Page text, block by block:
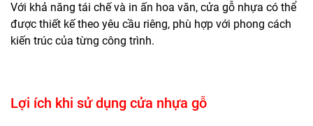
Với khả năng tái chế và in ấn hoa văn, cửa gỗ nhựa có thể
được thiết kế theo yêu cầu riêng, phù hợp với phong cách
kiến trúc của từng công trình.
Lợi ích khi sử dụng cửa nhựa gỗ